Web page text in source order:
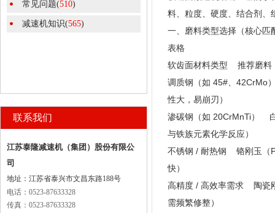
常见问题(510)
减速机知识(565)
联系我们
江苏泰隆减速机（集团）股份有限公
司
地址：江苏省泰兴市文昌东路188号
电话：0523-87633328
传真：0523-87633328
料、粒度、硬度、结合剂、
一、磨料类型选择（核心匹
表格
软齿面材料类型 推荐磨
调质钢（如 45#、
性大，易崩刃）
渗碳钢（如 20CrMnTi）
与铁族元素化学反应）
不锈钢 / 耐热钢 铬刚玉（
快）
高精度 / 高效率需求 陶瓷
需频繁修整）